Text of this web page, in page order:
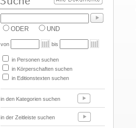
ODER UND
von bis
in Personen suchen
in Körperschaften suchen
in Editionstexten suchen
in den Kategorien suchen
in der Zeitleiste suchen